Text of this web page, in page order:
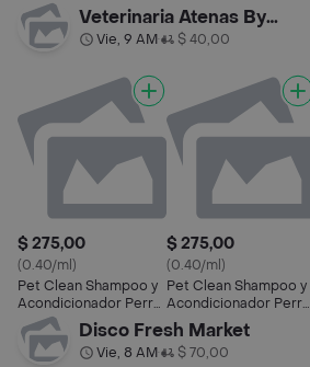
Veterinaria Atenas By Palermo
Vie, 9 AM• $ 40,00
$ 275,00
(0.40/ml)
Pet Clean Shampoo y
Acondicionador Perro
5 en 1 700 mL
$ 275,00
(0.40/ml)
Pet Clean Shampoo y
Acondicionador Perro
Pelo Claro 700 mL
Disco Fresh Market
Vie, 8 AM• $ 70,00